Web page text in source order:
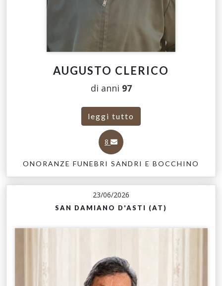
AUGUSTO CLERICO
di anni 97
leggi tutto
8
ONORANZE FUNEBRI SANDRI E BOCCHINO
23/06/2026
SAN DAMIANO D'ASTI (AT)